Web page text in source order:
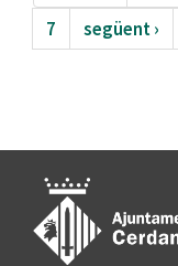
7
següent ›